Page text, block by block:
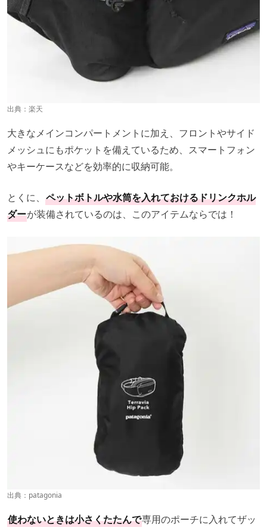
出典： 楽天
大きなメインコンパートメントに加え、フロントやサイド
メッシュにもポケットを備えているため、スマートフォン
やキーケースなどを効率的に収納可能。
とくに、 ペットボトルや水筒を入れておけるドリンクホル
ダーが装備されているのは、このアイテムならでは！
出典： patagonia
使わないときは小さくたたんで専用のポーチに入れてザッ